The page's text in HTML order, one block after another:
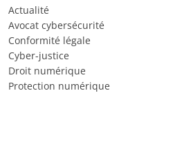
Actualité
Avocat cybersécurité
Conformité légale
Cyber-justice
Droit numérique
Protection numérique